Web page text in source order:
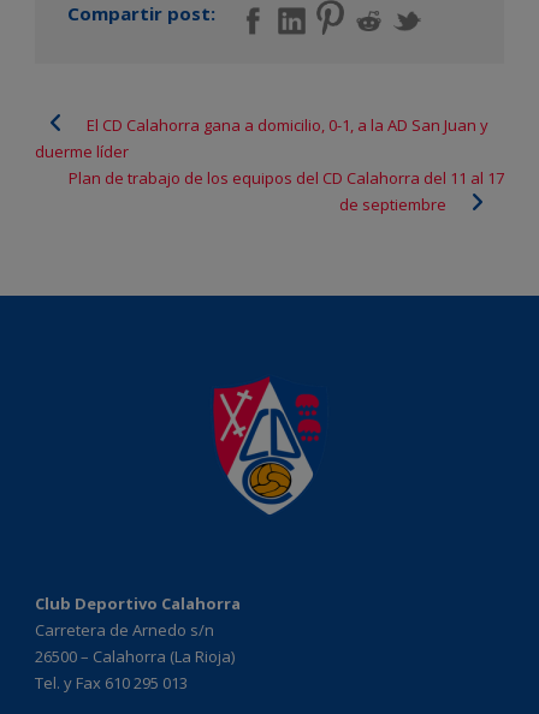
Compartir post:
El CD Calahorra gana a domicilio, 0-1, a la AD San Juan y
duerme líder
Plan de trabajo de los equipos del CD Calahorra del 11 al 17
de septiembre
Club Deportivo Calahorra
Carretera de Arnedo s/n
26500 – Calahorra (La Rioja)
Tel. y Fax 610 295 013